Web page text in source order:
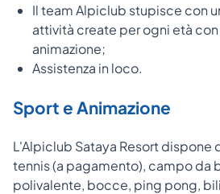
Il team Alpiclub stupisce con
attività create per ogni età
animazione;
Assistenza in loco.
Sport e Animazione
L'Alpiclub Sataya Resort dispone
tennis (a pagamento), campo da
polivalente, bocce, ping pong,